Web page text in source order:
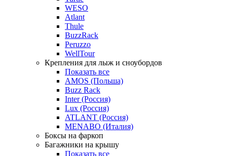
WESO
Atlant
Thule
BuzzRack
Peruzzo
WellTour
Крепления для лыж и сноубордов
Показать все
AMOS (Польша)
Buzz Rack
Inter (Россия)
Lux (Россия)
ATLANT (Россия)
MENABO (Италия)
Боксы на фаркоп
Багажники на крышу
Показать все